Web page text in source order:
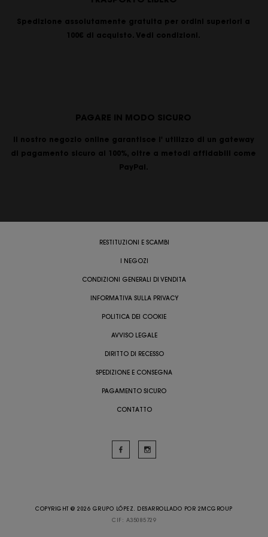
Spedizione assolutamente gratuita per ordini superiori a
100€ di acquisto. Vedi condizioni.
PAGARE IN MODO SICURO
Il nostro negozio online garantisce l' utilizzo di un gateway
di pagamento sicuro al 100%, oltre a metodi affidabili come
PayPal.
RESTITUZIONI E SCAMBI
I NEGOZI
CONDIZIONI GENERALI DI VENDITA
INFORMATIVA SULLA PRIVACY
POLITICA DEI COOKIE
AVVISO LEGALE
DIRITTO DI RECESSO
SPEDIZIONE E CONSEGNA
PAGAMENTO SICURO
CONTATTO
COPYRIGHT @ 2026 GRUPO LÓPEZ. DESARROLLADO POR 2MCGROUP
CIF: A35085729